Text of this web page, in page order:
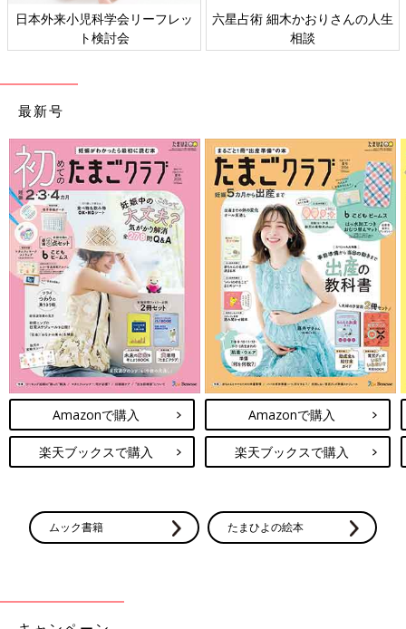
最近では、身だしなみの一環としてスキンケアをする男性も増え
てきています。スキンケアはシミや毛穴対策にも有効です。若々
しく素敵なパパを目指すなら、スキンケアにもチャレンジしてみ
ましょう。
以下に、初心者でも簡単にできるスキンケアのやり方をご紹介し
ます。
スキンケアで大切な3つのこと
スキンケアで大切なのは「洗顔」「保湿」「バリア」の3つで
す。
るま湯を使い、洗顔料をしっかり泡立てるのがポイントです。
冷水では皮脂が固まって落ちにくく、熱すぎるお湯では必要な皮
日本外来小児科学会リーフレッ
ト検討会
六星占術 細木かおりさんの人生
相談
最新号
Amazonで購入
楽天ブックスで購入
Amazonで購入
楽天ブックスで購入
ムック書籍 たまひよの絵本